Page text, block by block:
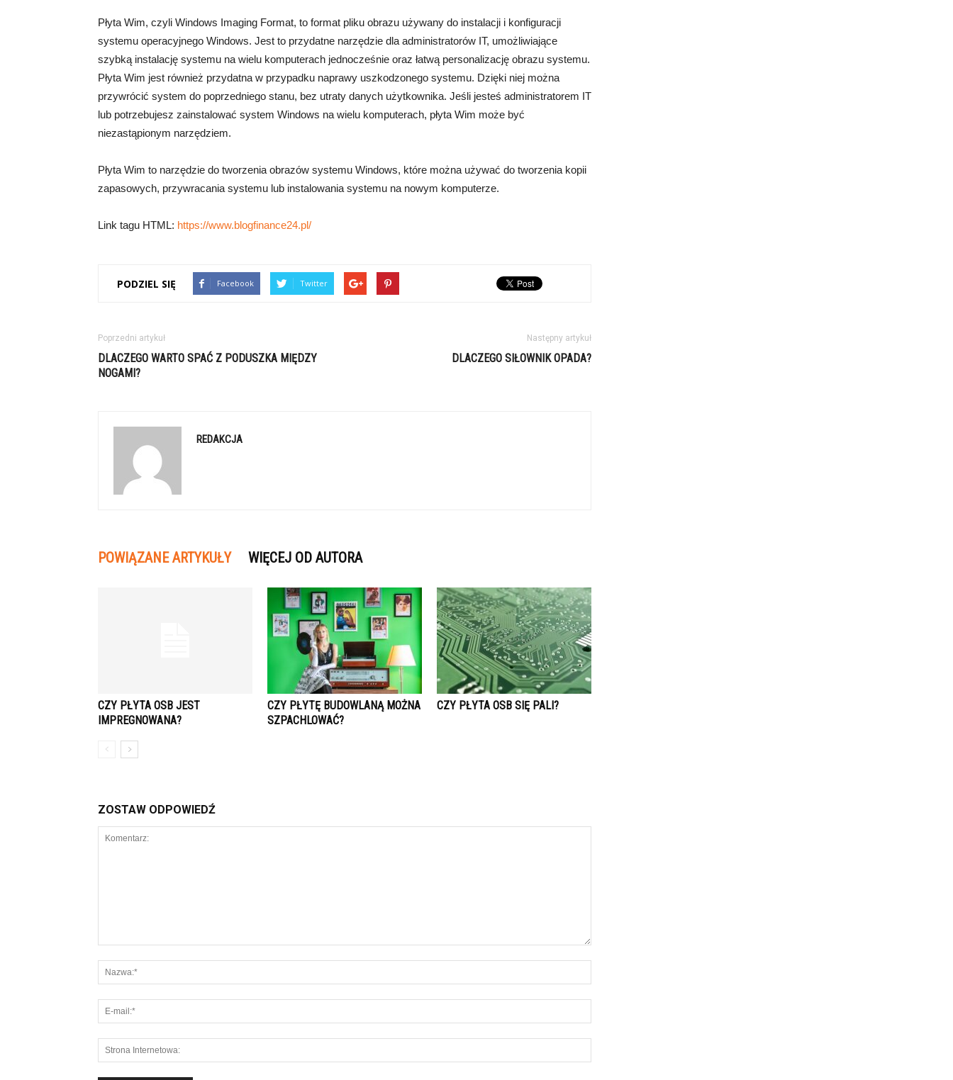
Płyta Wim, czyli Windows Imaging Format, to format pliku obrazu używany do instalacji i konfiguracji
systemu operacyjnego Windows. Jest to przydatne narzędzie dla administratorów IT, umożliwiające
szybką instalację systemu na wielu komputerach jednocześnie oraz łatwą personalizację obrazu systemu.
Płyta Wim jest również przydatna w przypadku naprawy uszkodzonego systemu. Dzięki niej można
przywrócić system do poprzedniego stanu, bez utraty danych użytkownika. Jeśli jesteś administratorem IT
lub potrzebujesz zainstalować system Windows na wielu komputerach, płyta Wim może być
niezastąpionym narzędziem.
Płyta Wim to narzędzie do tworzenia obrazów systemu Windows, które można używać do tworzenia kopii
zapasowych, przywracania systemu lub instalowania systemu na nowym komputerze.
Link tagu HTML: https://www.blogfinance24.pl/
PODZIEL SIĘ Facebook Twitter
Poprzedni artykuł
DLACZEGO WARTO SPAĆ Z PODUSZKA MIĘDZY
NOGAMI?
Następny artykuł
DLACZEGO SIŁOWNIK OPADA?
REDAKCJA
POWIĄZANE ARTYKUŁY WIĘCEJ OD AUTORA
CZY PŁYTA OSB JEST
IMPREGNOWANA?
CZY PŁYTĘ BUDOWLANĄ MOŻNA
SZPACHLOWAĆ?
CZY PŁYTA OSB SIĘ PALI?
ZOSTAW ODPOWIEDŹ